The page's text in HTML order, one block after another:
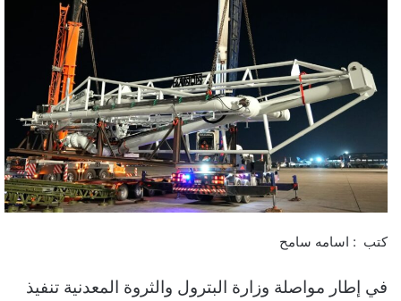
كتب : اسامه سامح
في إطار مواصلة وزارة البترول والثروة المعدنية تنفيذ